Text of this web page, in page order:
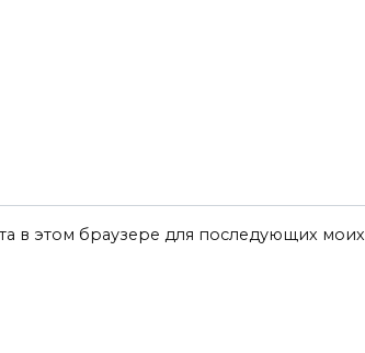
в этом браузере для последующих моих